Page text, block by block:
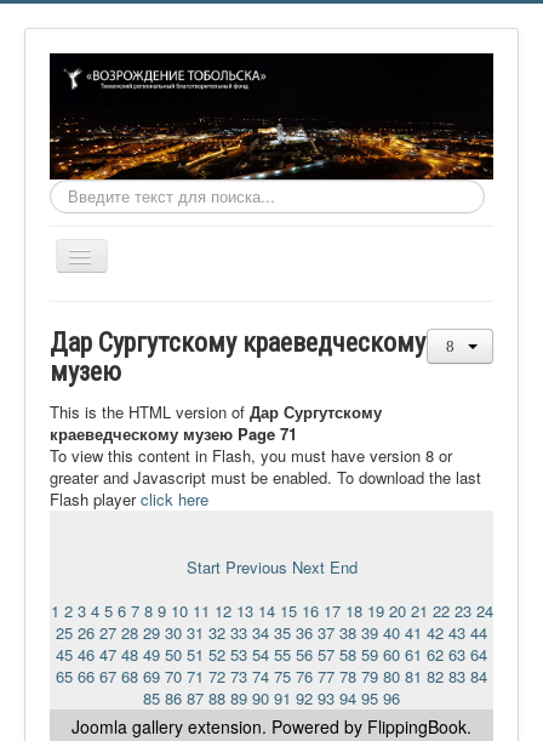
Искать...
Включить/
О фонде
Видеоматериалы
Контакты
Ермаковополе.рф
Дар Сургутскому краеведческому
музею
This is the HTML version of Дар Сургутскому
краеведческому музею Page 71
To view this content in Flash, you must have version 8 or
greater and Javascript must be enabled. To download the last
Flash playerclick here
Start Previous Next End
1 2 3 4 5 6 7 8 9 10 11 12 13 14 15 16 17 18 19 20 21 22 23 24
25 26 27 28 29 30 31 32 33 34 35 36 37 38 39 40 41 42 43 44
45 46 47 48 49 50 51 52 53 54 55 56 57 58 59 60 61 62 63 64
65 66 67 68 69 70 71 72 73 74 75 76 77 78 79 80 81 82 83 84
85 86 87 88 89 90 91 92 93 94 95 96
Joomla gallery extension. Powered by FlippingBook.